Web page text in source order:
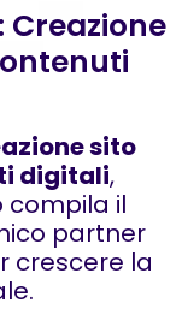
Creazione
sito
digitali,
compila il
partner
crescere la